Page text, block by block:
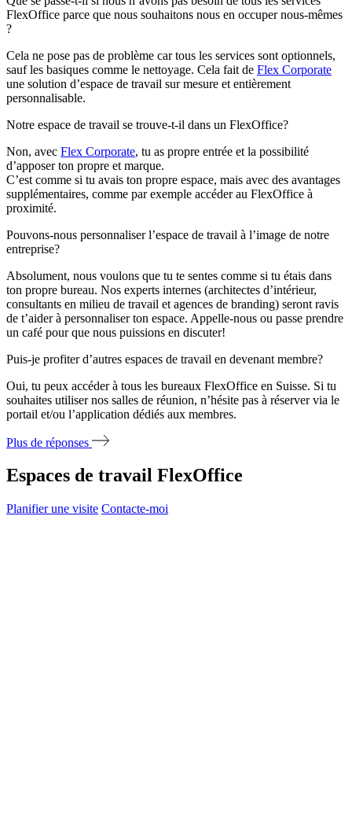
FlexOffice parce que nous souhaitons nous en occuper nous-mêmes
?
Cela ne pose pas de problème car tous les services sont optionnels,
sauf les basiques comme le nettoyage. Cela fait de Flex Corporate
une solution d’espace de travail sur mesure et entièrement
personnalisable.
Notre espace de travail se trouve-t-il dans un FlexOffice?
Non, avec Flex Corporate, tu as propre entrée et la possibilité
d’apposer ton propre et marque.
C’est comme si tu avais ton propre espace, mais avec des avantages
supplémentaires, comme par exemple accéder au FlexOffice à
proximité.
Pouvons-nous personnaliser l’espace de travail à l’image de notre
entreprise?
Absolument, nous voulons que tu te sentes comme si tu étais dans
ton propre bureau. Nos experts internes (architectes d’intérieur,
consultants en milieu de travail et agences de branding) seront ravis
de t’aider à personnaliser ton espace. Appelle-nous ou passe prendre
un café pour que nous puissions en discuter!
Puis-je profiter d’autres espaces de travail en devenant membre?
Oui, tu peux accéder à tous les bureaux FlexOffice en Suisse. Si tu
souhaites utiliser nos salles de réunion, n’hésite pas à réserver via le
portail et/ou l’application dédiés aux membres.
Plus de réponses
Espaces de travail FlexOffice
Planifier une visite Contacte-moi